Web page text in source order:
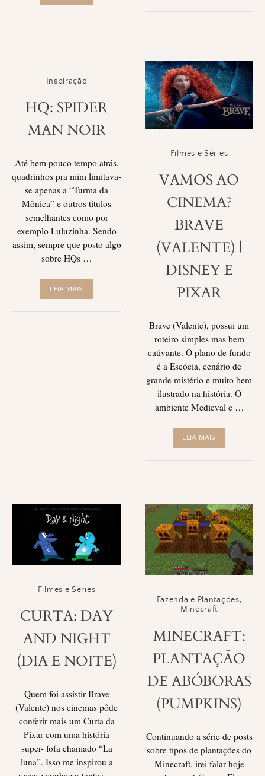
Inspiração
HQ: SPIDER
MAN NOIR
Até bem pouco tempo atrás,
quadrinhos pra mim limitava-
se apenas a “Turma da
Mônica” e outros títulos
semelhantes como por
exemplo Luluzinha. Sendo
assim, sempre que posto algo
sobre HQs …
LEIA MAIS
Filmes e Séries
VAMOS AO
CINEMA?
BRAVE
(VALENTE) |
DISNEY E
PIXAR
Brave (Valente), possui um
roteiro simples mas bem
cativante. O plano de fundo
é a Escócia, cenário de
grande mistério e muito bem
ilustrado na história. O
ambiente Medieval e …
LEIA MAIS
Filmes e Séries
CURTA: DAY
AND NIGHT
(DIA E NOITE)
Quem foi assistir Brave
(Valente) nos cinemas pôde
conferir mais um Curta da
Pixar com uma história
super- fofa chamado “La
luna”. Isso me inspirou a
Fazenda e Plantações,
Minecraft
MINECRAFT:
PLANTAÇÃO
DE ABÓBORAS
(PUMPKINS)
Continuando a série de posts
sobre tipos de plantações do
Minecraft, irei falar hoje